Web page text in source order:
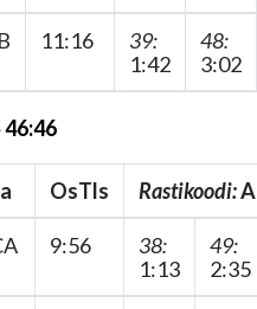
11:16
39:
1:42
48:
3:02
OsTls Rastikoodi:
9:56
38:
1:13
49:
2:35